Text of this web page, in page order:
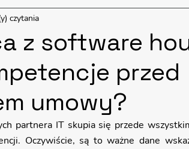
z software
przed
umowy?
czytania
partnera IT skupia się przede
Oczywiście, są to ważne dane